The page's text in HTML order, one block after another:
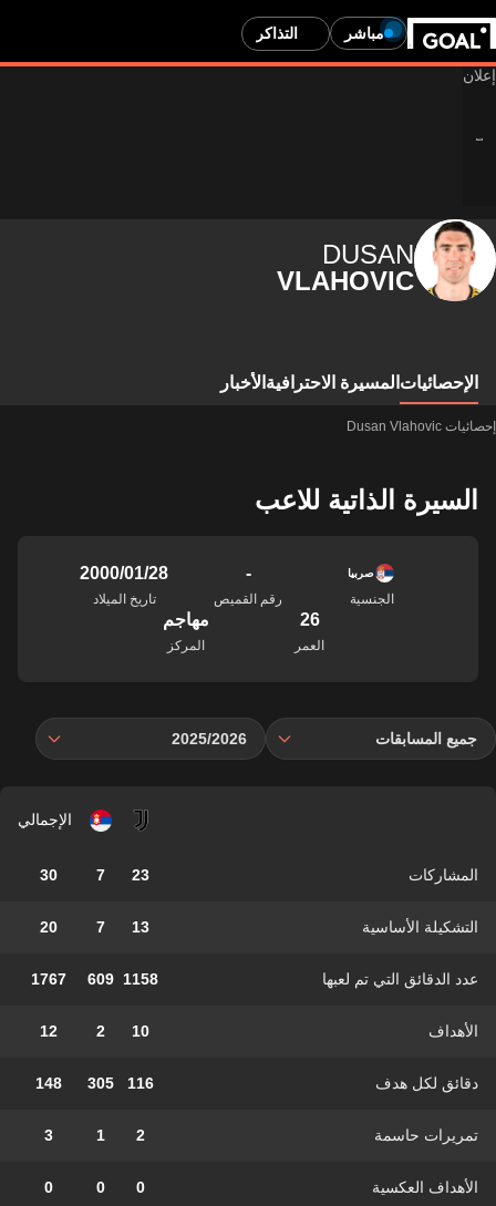
مباشر التذاكر
DUSAN
VLAHOVIC
الإحصائيات المسيرة الاحترافية الأخبار
إحصائيات Dusan Vlahovic
السيرة الذاتية للاعب
صربيا
الجنسية
-
رقم القميص
28‏/01‏/2000
تاريخ الميلاد
26
العمر
مهاجم
المركز
جميع المسابقات 2025/2026
الإجمالي
المشاركات 23
7
30
التشكيلة الأساسية 13
7
20
عدد الدقائق التي تم لعبها 1158
609
1767
الأهداف 10
2
12
دقائق لكل هدف 116
305
148
تمريرات حاسمة 2
1
3
الأهداف العكسية 0
0
0